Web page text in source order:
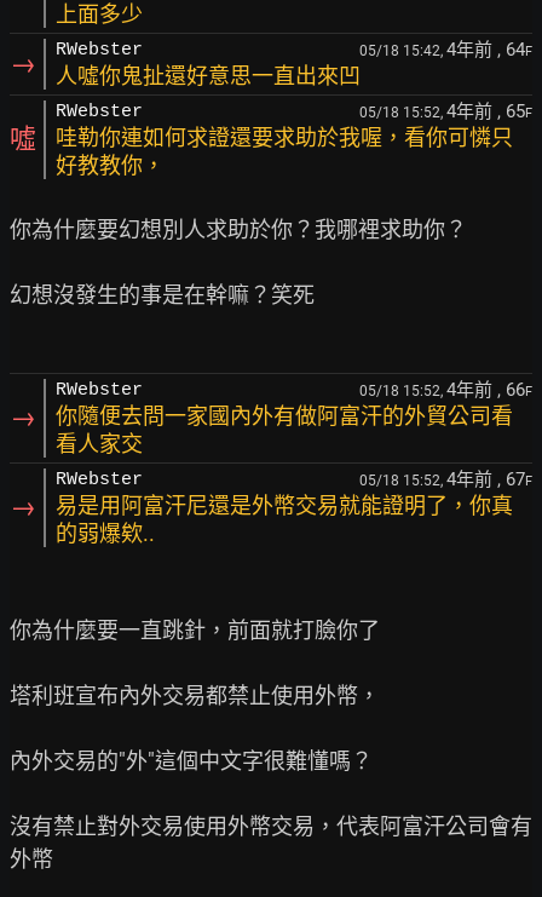
上面多少
→ RWebster 05/18 15:42, 4年前 , 64F
人噓你鬼扯還好意思一直出來凹
噓
RWebster 05/18 15:52, 4年前 , 65F
哇勒你連如何求證還要求助於我喔，看你可憐只
好教教你，
你為什麼要幻想別人求助於你？我哪裡求助你？
幻想沒發生的事是在幹嘛？笑死
→
RWebster 05/18 15:52, 4年前 , 66F
你隨便去問一家國內外有做阿富汗的外貿公司看
看人家交
→
RWebster 05/18 15:52, 4年前 , 67F
易是用阿富汗尼還是外幣交易就能證明了，你真
的弱爆欸..
你為什麼要一直跳針，前面就打臉你了
塔利班宣布內外交易都禁止使用外幣，
內外交易的"外"這個中文字很難懂嗎？
沒有禁止對外交易使用外幣交易，代表阿富汗公司會有
外幣